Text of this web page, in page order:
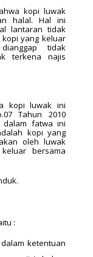
kopi luwak
halal. Hal ini
lantaran tidak
yang keluar
tidak
terkena najis
kopi luwak ini
Tahun 2010
dalam fatwa ini
kopi yang
oleh luwak
bersama
:
ketentuan